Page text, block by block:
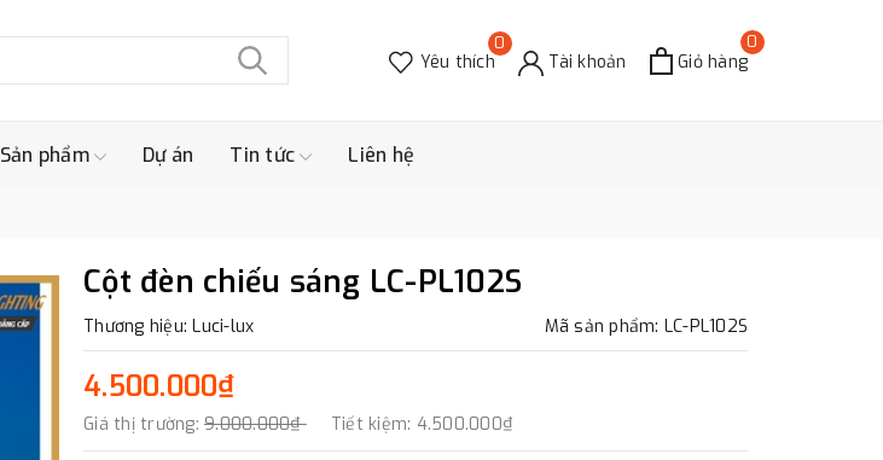
0
Yêu thích Tài khoản
0
Giỏ hàng
Sản phẩm Dự án Tin tức Liên hệ
Cột đèn chiếu sáng LC-PL102S
Thương hiệu: Luci-lux Mã sản phẩm: LC-PL102S
4.500.000₫
Giá thị trường: 9.000.000₫ Tiết kiệm: 4.500.000₫